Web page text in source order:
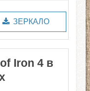
ЗЕРКАЛО
Iron 4 в